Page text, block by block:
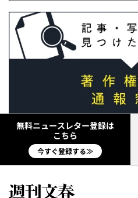
無料ニュースレター登録は
こちら
今すぐ登録する≫